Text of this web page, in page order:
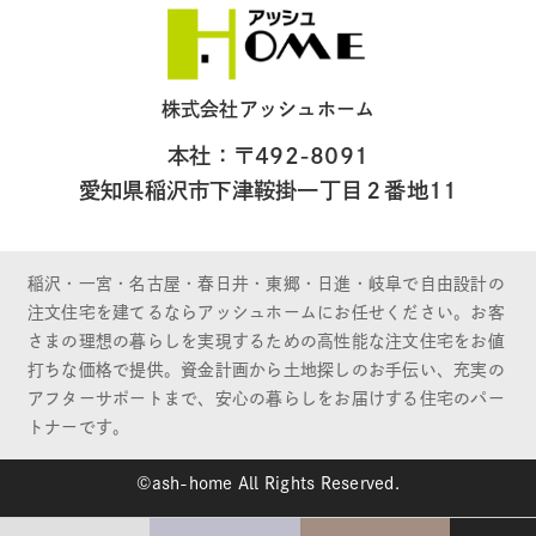
株式会社アッシュホーム
本社：〒492-8091
愛知県稲沢市下津鞍掛一丁目２番地11
稲沢・一宮・名古屋・春日井・東郷・日進・岐阜で自由設計の
注文住宅を建てるならアッシュホームにお任せください。お客
さまの理想の暮らしを実現するための高性能な注文住宅をお値
打ちな価格で提供。資金計画から土地探しのお手伝い、充実の
アフターサポートまで、安心の暮らしをお届けする住宅のパー
トナーです。
©ash-home All Rights Reserved.